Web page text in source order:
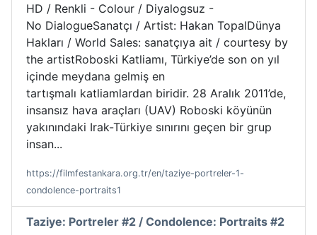
HD / Renkli - Colour / Diyalogsuz -
No DialogueSanatçı / Artist: Hakan TopalDünya
Hakları / World Sales: sanatçıya ait / courtesy by
the artistRoboski Katliamı, Türkiye’de son on yıl
içinde meydana gelmiş en
tartışmalı katliamlardan biridir. 28 Aralık 2011’de,
insansız hava araçları (UAV) Roboski köyünün
yakınındaki Irak-Türkiye sınırını geçen bir grup
insan...
https://filmfestankara.org.tr/en/taziye-portreler-1-
condolence-portraits1
Taziye: Portreler #2 / Condolence: Portraits #2